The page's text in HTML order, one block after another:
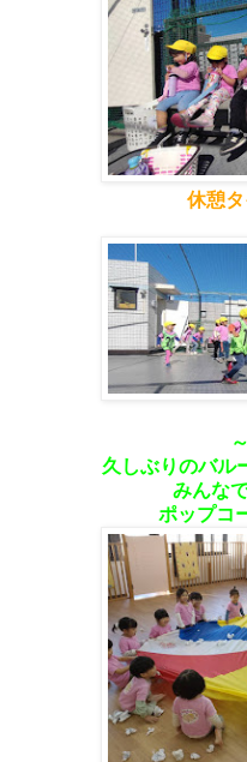
休憩
久しぶりのバル
みんな
ポップコ